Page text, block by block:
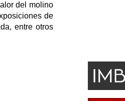
del molino
de
entre otros